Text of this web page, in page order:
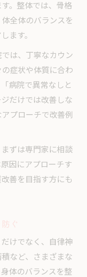
。整体では、骨格
全体のバランスを
ます。
は、丁寧なカウン
症状や体質に合わ
病院で異常なしと
だけでは改善しな
プローチで改善例
ずは専門家に相談
因にアプローチす
善を目指す方にも
けでなく、自律神
など、さまざまな
体のバランスを整